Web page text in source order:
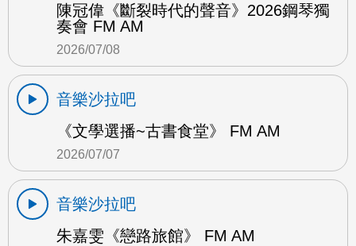
陳冠偉《斷裂時代的聲音》2026鋼琴獨
奏會 FM AM
2026/07/08
音樂沙拉吧
《文學選播~古書食堂》 FM AM
2026/07/07
音樂沙拉吧
朱嘉雯《戀路旅館》 FM AM